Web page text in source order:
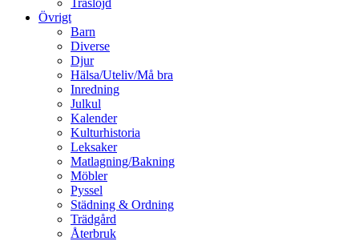
Träslöjd
Övrigt
Barn
Diverse
Djur
Hälsa/Uteliv/Må bra
Inredning
Julkul
Kalender
Kulturhistoria
Leksaker
Matlagning/Bakning
Möbler
Pyssel
Städning & Ordning
Trädgård
Återbruk